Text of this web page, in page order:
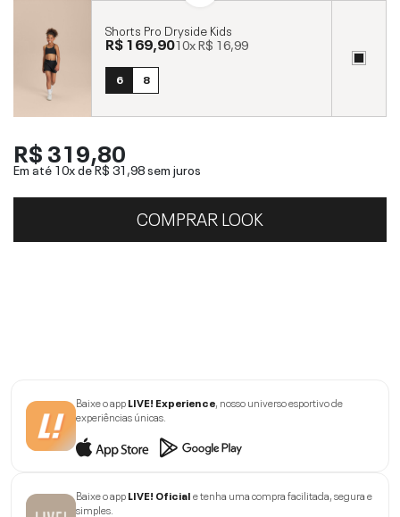
Shorts Pro Dryside Kids
R$ 169,9010xR$ 16,99
6 8
R$ 319,80
Em até 10x deR$ 31,98sem juros
COMPRAR LOOK
Baixe o appLIVE! Experience , nosso universo esportivo de
experiências únicas.
Baixe o appLIVE! Oficiale tenha uma compra facilitada, segura e
simples.